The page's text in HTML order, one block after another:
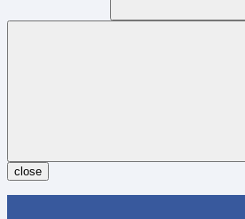
close